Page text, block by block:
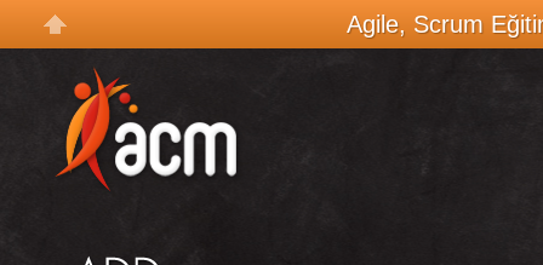
Agile, Scrum